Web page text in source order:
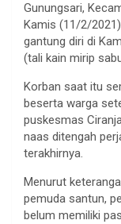
Gunungsari,
Kamis (11/2/
gantung diri di
(tali kain mirip
Korban saat itu
beserta warga
puskesmas
naas ditengah
terakhirnya.
Menurut
pemuda santun,
belum memiliki